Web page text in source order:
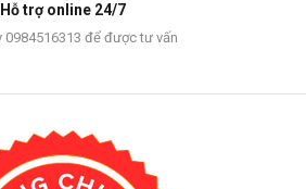
Hỗ trợ online 24/7
0984516313 để được tư vấn